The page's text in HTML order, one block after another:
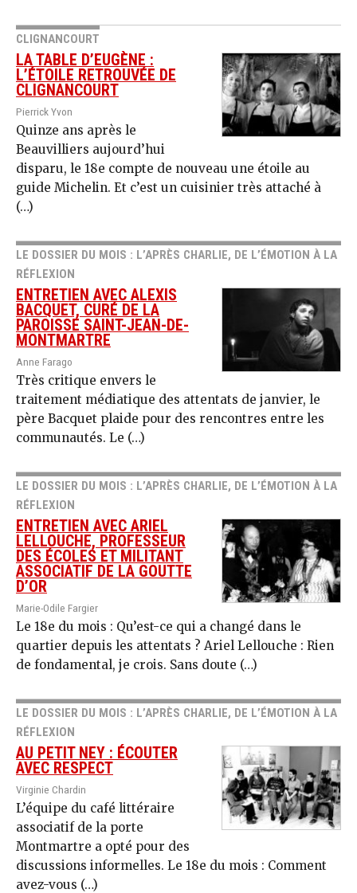
CLIGNANCOURT
LA TABLE D’EUGÈNE :
L’ÉTOILE RETROUVÉE DE
CLIGNANCOURT
Pierrick Yvon
Quinze ans après le
Beauvilliers aujourd’hui
disparu, le 18e compte de nouveau une étoile au
guide Michelin. Et c’est un cuisinier très attaché à
(…)
LE DOSSIER DU MOIS : L’APRÈS CHARLIE, DE L’ÉMOTION À LA
RÉFLEXION
ENTRETIEN AVEC ALEXIS
BACQUET, CURÉ DE LA
PAROISSE SAINT-JEAN-DE-
MONTMARTRE
Anne Farago
Très critique envers le
traitement médiatique des attentats de janvier, le
père Bacquet plaide pour des rencontres entre les
communautés. Le (…)
LE DOSSIER DU MOIS : L’APRÈS CHARLIE, DE L’ÉMOTION À LA
RÉFLEXION
ENTRETIEN AVEC ARIEL
LELLOUCHE, PROFESSEUR
DES ÉCOLES ET MILITANT
ASSOCIATIF DE LA GOUTTE
D’OR
Marie-Odile Fargier
Le 18e du mois : Qu’est-ce qui a changé dans le
quartier depuis les attentats ? Ariel Lellouche : Rien
de fondamental, je crois. Sans doute (…)
LE DOSSIER DU MOIS : L’APRÈS CHARLIE, DE L’ÉMOTION À LA
RÉFLEXION
AU PETIT NEY : ÉCOUTER
AVEC RESPECT
Virginie Chardin
L’équipe du café littéraire
associatif de la porte
Montmartre a opté pour des
discussions informelles. Le 18e du mois : Comment
avez-vous (…)